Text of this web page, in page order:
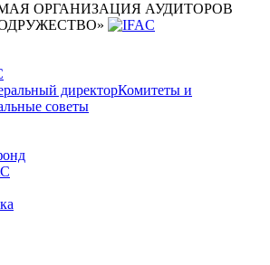
ОРГАНИЗАЦИЯ АУДИТОРОВ
директорКомитеты и
советы